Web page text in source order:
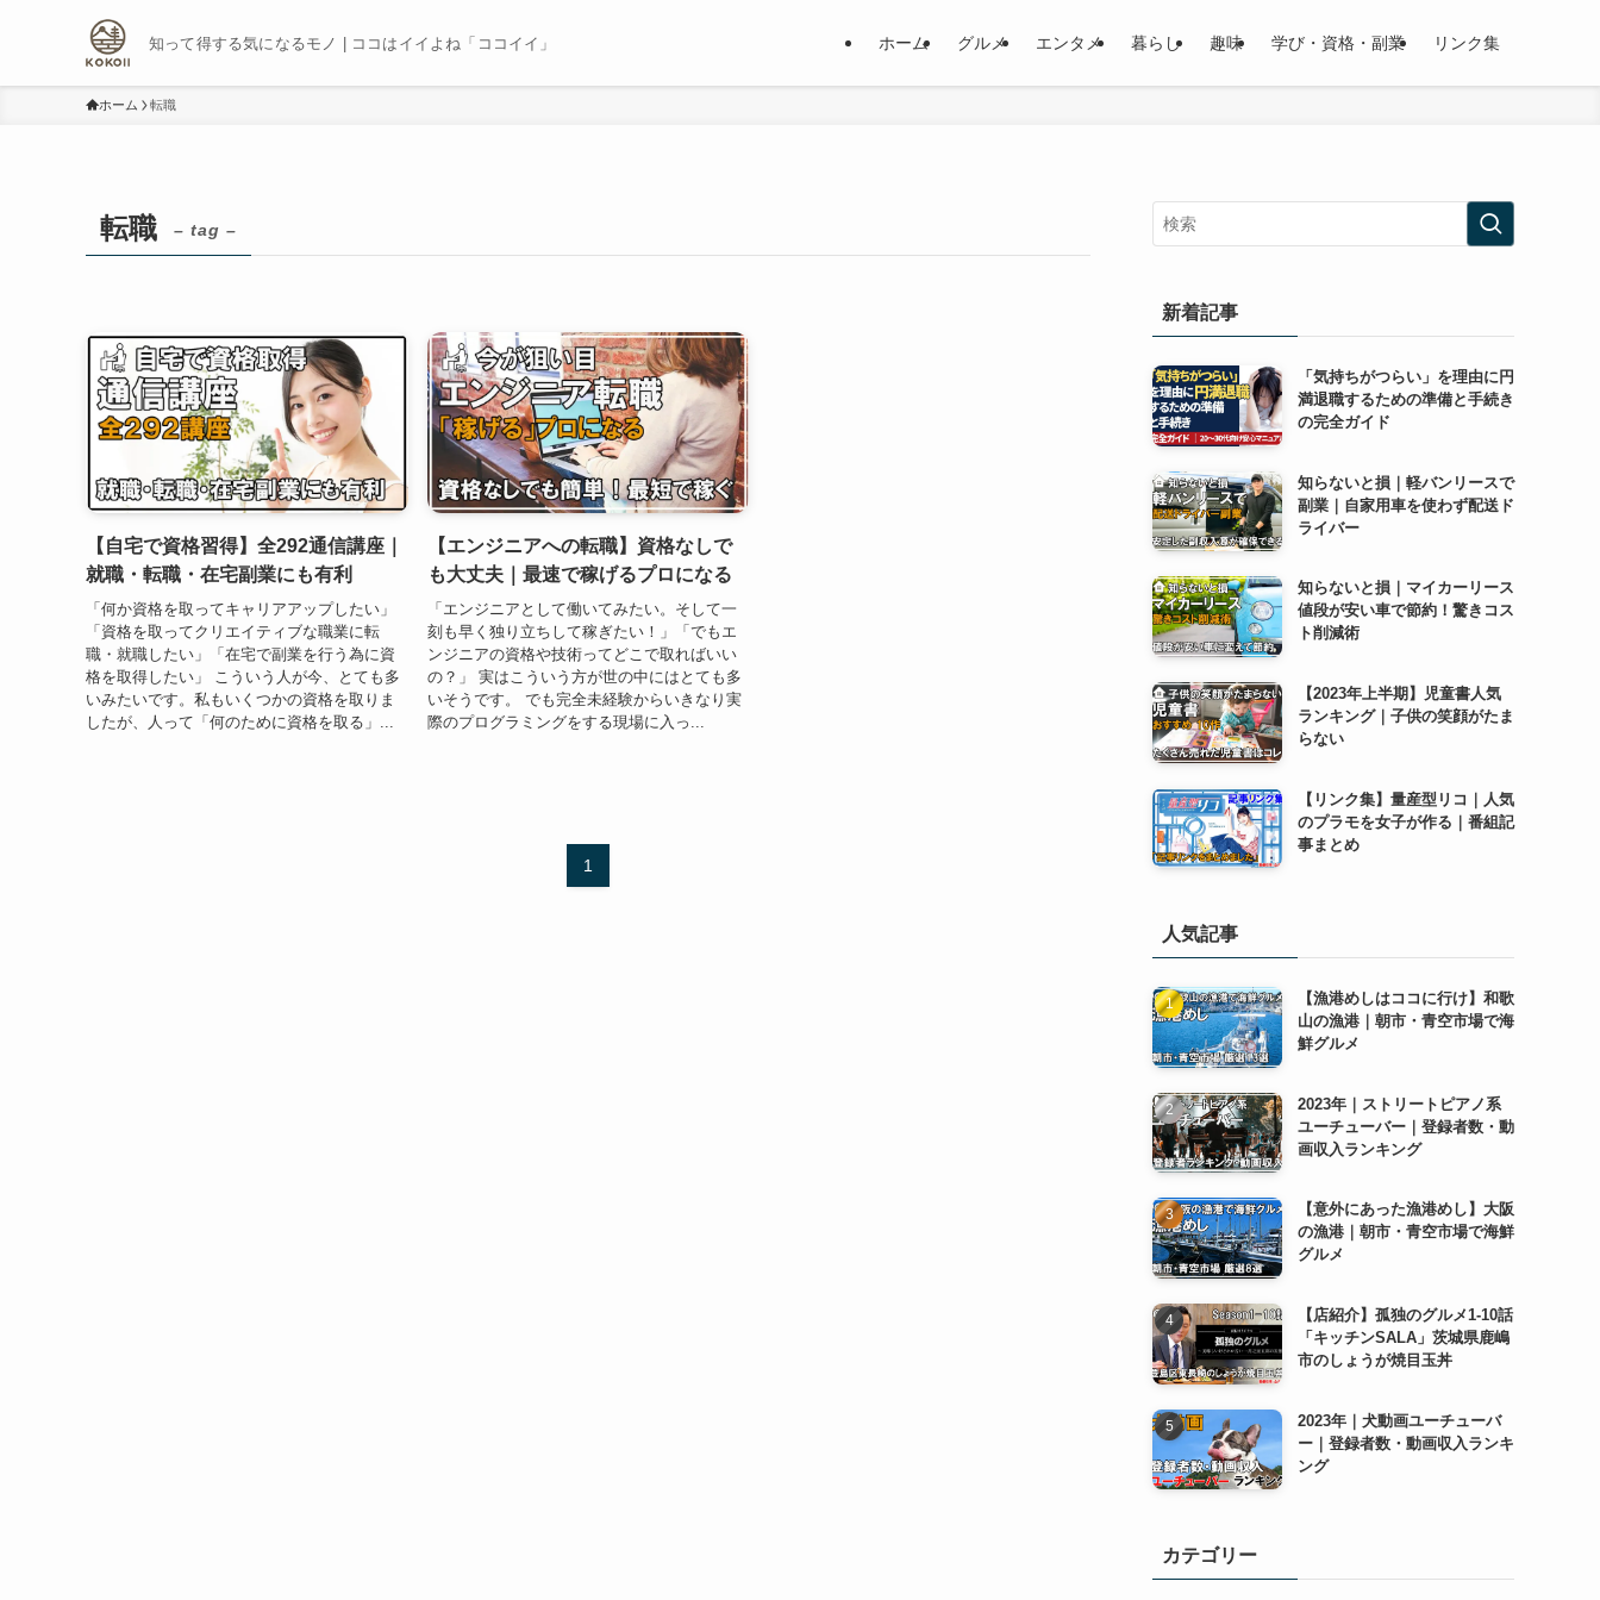
知って得する気になるモノ | ココはイイよね「ココイイ」 ホーム グルメ エンタメ 暮らし 趣味 学び・資格・副業 リンク集
ホーム 転職
転職 – tag –
【自宅で資格習得】全292通信講座｜
就職・転職・在宅副業にも有利
「何か資格を取ってキャリアアップしたい」
「資格を取ってクリエイティブな職業に転
職・就職したい」「在宅で副業を行う為に資
格を取得したい」 こういう人が今、とても多
いみたいです。私もいくつかの資格を取りま
したが、人って「何のために資格を取る」...
【エンジニアへの転職】資格なしで
も大丈夫｜最速で稼げるプロになる
「エンジニアとして働いてみたい。そして一
刻も早く独り立ちして稼ぎたい！」「でもエ
ンジニアの資格や技術ってどこで取ればいい
の？」 実はこういう方が世の中にはとても多
いそうです。 でも完全未経験からいきなり実
際のプログラミングをする現場に入っ...
1
新着記事
「気持ちがつらい」を理由に円
満退職するための準備と手続き
の完全ガイド
知らないと損｜軽バンリースで
副業｜自家用車を使わず配送ド
ライバー
知らないと損｜マイカーリース
値段が安い車で節約！驚きコス
ト削減術
【2023年上半期】児童書人気
ランキング｜子供の笑顔がたま
らない
【リンク集】量産型リコ｜人気
のプラモを女子が作る｜番組記
事まとめ
人気記事
【漁港めしはココに行け】和歌
山の漁港｜朝市・青空市場で海
鮮グルメ
2023年｜ストリートピアノ系
ユーチューバー｜登録者数・動
画収入ランキング
【意外にあった漁港めし】大阪
の漁港｜朝市・青空市場で海鮮
グルメ
【店紹介】孤独のグルメ1-10話
「キッチンSALA」茨城県鹿嶋
市のしょうが焼目玉丼
2023年｜犬動画ユーチューバ
ー｜登録者数・動画収入ランキ
ング
カテゴリー